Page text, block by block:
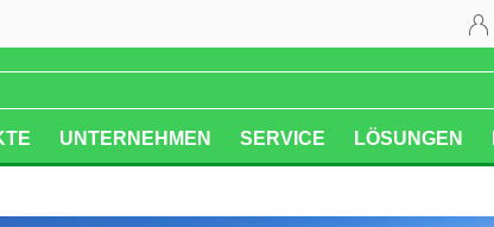
UNTERNEHMEN SERVICE LÖSUNGEN